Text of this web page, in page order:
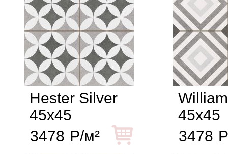
Hester Silver
45x45
3478 Р/м²
45x45
3478